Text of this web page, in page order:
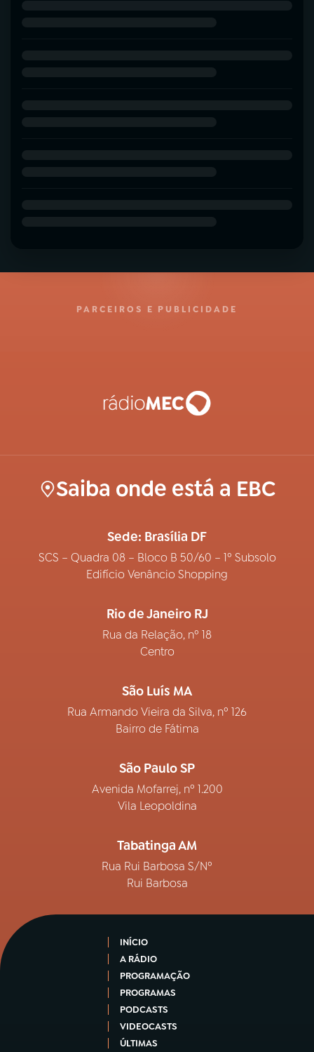
PARCEIROS E PUBLICIDADE
Saiba onde está a EBC
Sede: Brasília DF
SCS – Quadra 08 – Bloco B 50/60 – 1º Subsolo
Edifício Venâncio Shopping
Rio de Janeiro RJ
Rua da Relação, nº 18
Centro
São Luís MA
Rua Armando Vieira da Silva, nº 126
Bairro de Fátima
São Paulo SP
Avenida Mofarrej, nº 1.200
Vila Leopoldina
Tabatinga AM
Rua Rui Barbosa S/Nº
Rui Barbosa
INÍCIO
A RÁDIO
PROGRAMAÇÃO
PROGRAMAS
PODCASTS
VIDEOCASTS
ÚLTIMAS